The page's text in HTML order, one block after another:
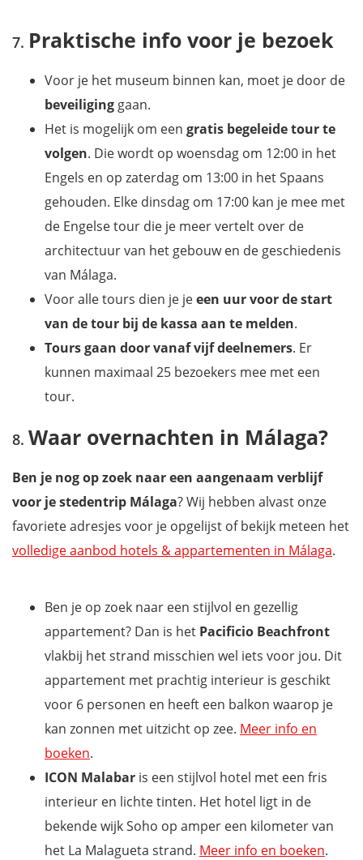
Praktische info voor je bezoek
Voor je het museum binnen kan, moet je door de
beveiliging gaan.
Het is mogelijk om een gratis begeleide tour te
volgen. Die wordt op woensdag om 12:00 in het
Engels en op zaterdag om 13:00 in het Spaans
gehouden. Elke dinsdag om 17:00 kan je mee met
de Engelse tour die je meer vertelt over de
architectuur van het gebouw en de geschiedenis
van Málaga.
Voor alle tours dien je jeeen uur voor de start
van de tour bij de kassa aan te melden.
Tours gaan door vanaf vijf deelnemers. Er
kunnen maximaal 25 bezoekers mee met een
tour.
Waar overnachten in Málaga?
Ben je nog op zoek naar een aangenaam verblijf
voor je stedentrip Málaga? Wij hebben alvast onze
favoriete adresjes voor je opgelijst of bekijk meteen het
volledige aanbod hotels & appartementen in Málaga.
Ben je op zoek naar een stijlvol en gezellig
appartement? Dan is het Pacificio Beachfront
vlakbij het strand misschien wel iets voor jou. Dit
appartement met prachtig interieur is geschikt
voor 6 personen en heeft een balkon waarop je
kan zonnen met uitzicht op zee. Meer info en
boeken.
ICON Malabar is een stijlvol hotel met een fris
interieur en lichte tinten. Het hotel ligt in de
bekende wijk Soho op amper een kilometer van
het La Malagueta strand. Meer info en boeken.